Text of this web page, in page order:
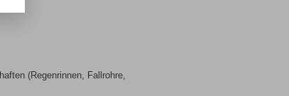
(Regenrinnen, Fallrohre,